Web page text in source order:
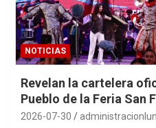
NOTICIAS
Revelan la cartelera
Pueblo de la Feria San
2026-07-30